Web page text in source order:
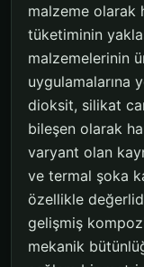
malzeme olarak
tüketiminin
malzemelerinin
uygulamalarına
dioksit, silikat
bileşen olarak
varyant olan
ve termal şoka
özellikle
gelişmiş
mekanik